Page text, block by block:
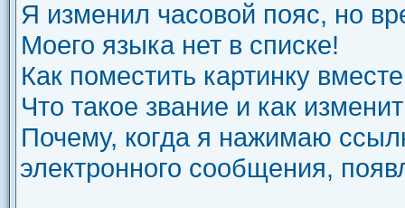
Я изменил часовой пояс, но
Моего языка нет в списке!
Как поместить картинку
Что такое звание и как
Почему, когда я нажимаю
электронного сообщения,